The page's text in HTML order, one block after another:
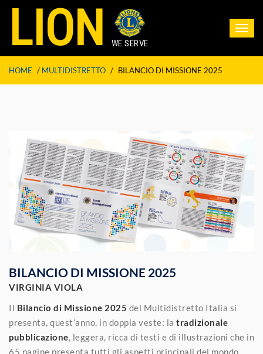
LION WE SERVE
HOME / MULTIDISTRETTO / BILANCIO DI MISSIONE 2025
BILANCIO DI MISSIONE 2025
VIRGINIA VIOLA
Il Bilancio di Missione 2025 del Multidistretto Italia si
presenta, quest’anno, in doppia veste: la tradizionale
pubblicazione, leggera, ricca di testi e di illustrazioni che in
65 pagine presenta tutti gli aspetti principali del mondo